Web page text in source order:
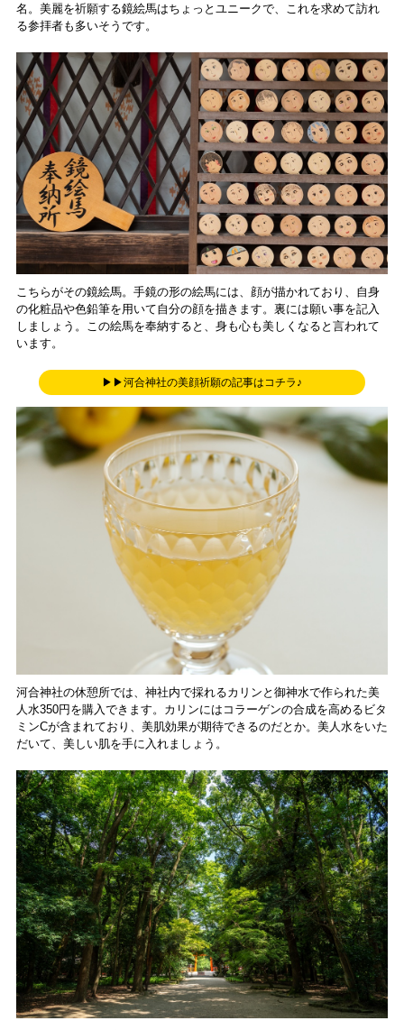
名。美麗を祈願する鏡絵馬はちょっとユニークで、これを求めて訪れ
る参拝者も多いそうです。
こちらがその鏡絵馬。手鏡の形の絵馬には、顔が描かれており、自身
の化粧品や色鉛筆を用いて自分の顔を描きます。裏には願い事を記入
しましょう。この絵馬を奉納すると、身も心も美しくなると言われて
います。
▶▶河合神社の美顔祈願の記事はコチラ♪
河合神社の休憩所では、神社内で採れるカリンと御神水で作られた美
人水350円を購入できます。カリンにはコラーゲンの合成を高めるビタ
ミンCが含まれており、美肌効果が期待できるのだとか。美人水をいた
だいて、美しい肌を手に入れましょう。